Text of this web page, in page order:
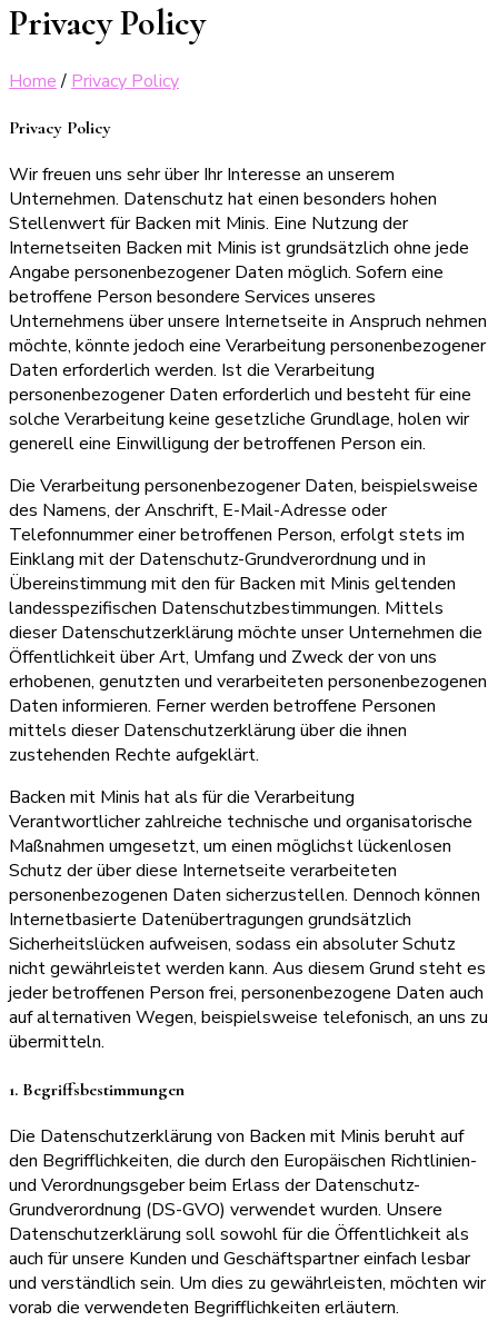
Privacy Policy
Home / Privacy Policy
Privacy Policy
Wir freuen uns sehr über Ihr Interesse an unserem
Unternehmen. Datenschutz hat einen besonders hohen
Stellenwert für Backen mit Minis. Eine Nutzung der
Internetseiten Backen mit Minis ist grundsätzlich ohne jede
Angabe personenbezogener Daten möglich. Sofern eine
betroffene Person besondere Services unseres
Unternehmens über unsere Internetseite in Anspruch nehmen
möchte, könnte jedoch eine Verarbeitung personenbezogener
Daten erforderlich werden. Ist die Verarbeitung
personenbezogener Daten erforderlich und besteht für eine
solche Verarbeitung keine gesetzliche Grundlage, holen wir
generell eine Einwilligung der betroffenen Person ein.
Die Verarbeitung personenbezogener Daten, beispielsweise
des Namens, der Anschrift, E-Mail-Adresse oder
Telefonnummer einer betroffenen Person, erfolgt stets im
Einklang mit der Datenschutz-Grundverordnung und in
Übereinstimmung mit den für Backen mit Minis geltenden
landesspezifischen Datenschutzbestimmungen. Mittels
dieser Datenschutzerklärung möchte unser Unternehmen die
Öffentlichkeit über Art, Umfang und Zweck der von uns
erhobenen, genutzten und verarbeiteten personenbezogenen
Daten informieren. Ferner werden betroffene Personen
mittels dieser Datenschutzerklärung über die ihnen
zustehenden Rechte aufgeklärt.
Backen mit Minis hat als für die Verarbeitung
Verantwortlicher zahlreiche technische und organisatorische
Maßnahmen umgesetzt, um einen möglichst lückenlosen
Schutz der über diese Internetseite verarbeiteten
personenbezogenen Daten sicherzustellen. Dennoch können
Internetbasierte Datenübertragungen grundsätzlich
Sicherheitslücken aufweisen, sodass ein absoluter Schutz
nicht gewährleistet werden kann. Aus diesem Grund steht es
jeder betroffenen Person frei, personenbezogene Daten auch
auf alternativen Wegen, beispielsweise telefonisch, an uns zu
übermitteln.
1. Begriffsbestimmungen
Die Datenschutzerklärung von Backen mit Minis beruht auf
den Begrifflichkeiten, die durch den Europäischen Richtlinien-
und Verordnungsgeber beim Erlass der Datenschutz-
Grundverordnung (DS-GVO) verwendet wurden. Unsere
Datenschutzerklärung soll sowohl für die Öffentlichkeit als
auch für unsere Kunden und Geschäftspartner einfach lesbar
und verständlich sein. Um dies zu gewährleisten, möchten wir
vorab die verwendeten Begrifflichkeiten erläutern.